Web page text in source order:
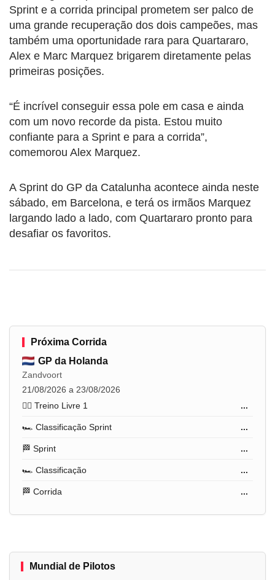
Sprint e a corrida principal prometem ser palco de
uma grande recuperação dos dois campeões, mas
também uma oportunidade rara para Quartararo,
Alex e Marc Marquez brigarem diretamente pelas
primeiras posições.
“É incrível conseguir essa pole em casa e ainda
com um novo recorde da pista. Estou muito
confiante para a Sprint e para a corrida”,
comemorou Alex Marquez.
A Sprint do GP da Catalunha acontece ainda neste
sábado, em Barcelona, e terá os irmãos Marquez
largando lado a lado, com Quartararo pronto para
desafiar os favoritos.
Próxima Corrida
GP da Holanda
Zandvoort
21/08/2026 a 23/08/2026
🏋️‍♂️ Treino Livre 1
...
🏎️ Classificação Sprint ...
🏁 Sprint ...
🏎️ Classificação ...
🏁 Corrida ...
Mundial de Pilotos